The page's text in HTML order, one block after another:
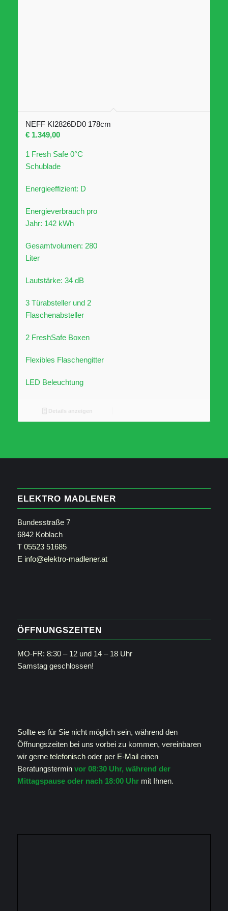
NEFF KI2826DD0 178cm
€1.349,00
1 Fresh Safe 0°C
Schublade
Energieeffizient: D
Energieverbrauch pro
Jahr: 142 kWh
Gesamtvolumen: 280
Liter
Lautstärke: 34 dB
3 Türabsteller und 2
Flaschenabsteller
2 FreshSafe Boxen
Flexibles Flaschengitter
LED Beleuchtung
Details anzeigen
ELEKTRO MADLENER
Bundesstraße 7
6842 Koblach
T 05523 51685
E info@elektro-madlener.at
ÖFFNUNGSZEITEN
MO-FR: 8:30 – 12 und 14 – 18 Uhr
Samstag geschlossen!
Sollte es für Sie nicht möglich sein, während den
Öffnungszeiten bei uns vorbei zu kommen, vereinbaren
wir gerne telefonischoder per E-Maileinen
Beratungstermin vor 08:30 Uhr, während der
Mittagspause oder nach 18:00 Uhrmit Ihnen.